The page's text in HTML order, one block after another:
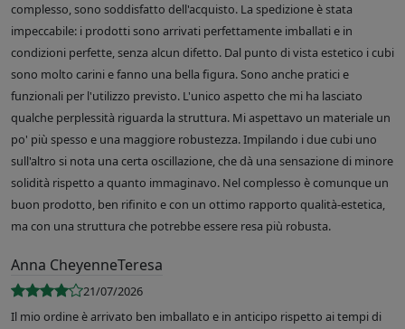
complesso, sono soddisfatto dell'acquisto. La spedizione è stata
impeccabile: i prodotti sono arrivati perfettamente imballati e in
condizioni perfette, senza alcun difetto. Dal punto di vista estetico i cubi
sono molto carini e fanno una bella figura. Sono anche pratici e
funzionali per l'utilizzo previsto. L'unico aspetto che mi ha lasciato
qualche perplessità riguarda la struttura. Mi aspettavo un materiale un
po' più spesso e una maggiore robustezza. Impilando i due cubi uno
sull'altro si nota una certa oscillazione, che dà una sensazione di minore
solidità rispetto a quanto immaginavo. Nel complesso è comunque un
buon prodotto, ben rifinito e con un ottimo rapporto qualità-estetica,
ma con una struttura che potrebbe essere resa più robusta.
Anna CheyenneTeresa
21/07/2026
Il mio ordine è arrivato ben imballato e in anticipo rispetto ai tempi di